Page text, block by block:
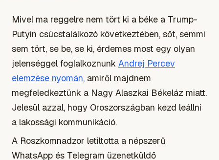
Mivel ma reggelre nem tört ki a béke a Trump-
Putyin csúcstalálkozó következtében, sőt, semmi
sem tört, se be, se ki, érdemes most egy olyan
jelenséggel foglalkoznunk Andrej Percev
elemzése nyomán, amiről majdnem
megfeledkeztünk a Nagy Alaszkai Békeláz miatt.
Jelesül azzal, hogy Oroszországban kezd leállni
a lakossági kommunikáció.
A Roszkomnadzor letiltotta a népszerű
WhatsApp és Telegram üzenetküldő